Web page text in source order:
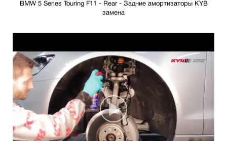
BMW 5 Series Touring F11 - Rear - Задние амортизаторы KYB
замена